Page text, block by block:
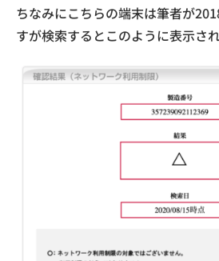
ちなみにこちらの端末は筆者が
すが検索するとこのように表示され